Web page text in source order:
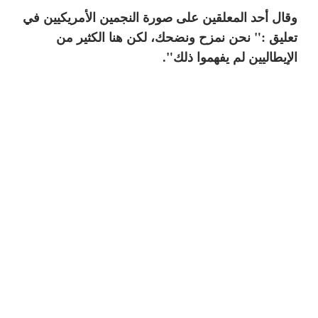
وقال أحد المعلقين على صورة النجمين الأمريكيين في
تعليق :" نحن نمزح ونضحك، لكن هنا الكثير من
الإيطاليين لم يفهموا ذلك".